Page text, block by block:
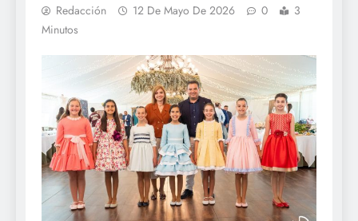
Redacción 12 De Mayo De 2026 0
3
Minutos